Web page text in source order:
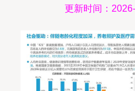
更新时间：